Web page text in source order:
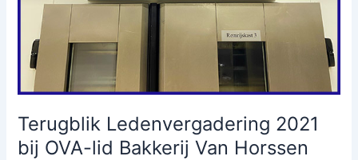
Terugblik Ledenvergadering 2021
bij OVA-lid Bakkerij Van Horssen